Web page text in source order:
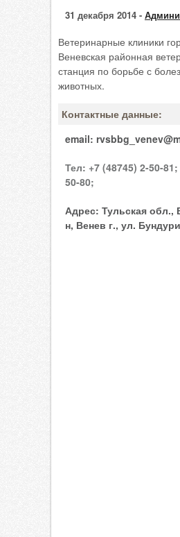
31 декабря 2014 -
Ветеринарные клиники
Веневская районная
станция по борьбе с
животных.
Контактные данные:
email:
Тел: +7 (48745) 2-50-81;
50-80;
Адрес: Тульская обл.,
н, Венев г., ул.